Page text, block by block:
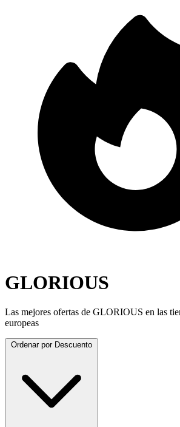
GLORIOUS
Las mejores ofertas de GLORIOUS en las
europeas
Ordenar por Descuento